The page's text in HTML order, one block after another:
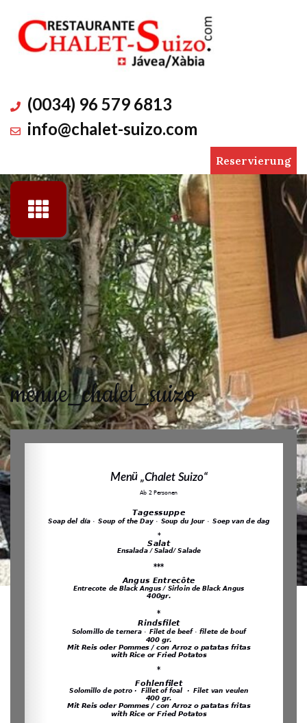
content
(0034) 96 579 6813
info@chalet-suizo.com
Reservierung
menue_chalet_suizo